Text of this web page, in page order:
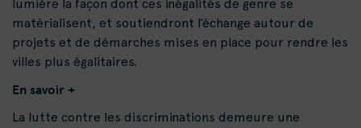
lumière la façon dont ces inégalités de genre se
matérialisent, et soutiendront l’échange autour de
projets et de démarches mises en place pour rendre les
villes plus égalitaires.
En savoir +
La lutte contre les discriminations demeure une